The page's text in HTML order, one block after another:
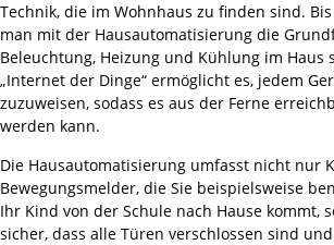
Technik, die im Wohnhaus zu finden sind.
man mit der Hausautomatisierung die
Beleuchtung, Heizung und Kühlung im Haus
„Internet der Dinge“ ermöglicht es, jedem
zuzuweisen, sodass es aus der Ferne
werden kann.
Die Hausautomatisierung umfasst nicht nur
Bewegungsmelder, die Sie beispielsweise
Ihr Kind von der Schule nach Hause kommt,
sicher, dass alle Türen verschlossen sind